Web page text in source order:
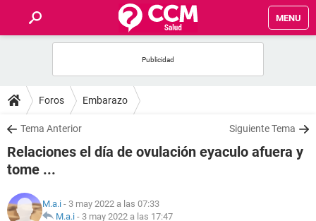
MENU
FOROS
SALUD
FAMILIA
NUTRICIÓN
Foros Embarazo
Tema Anterior Siguiente Tema
Relaciones el día de ovulación eyaculo afuera y
tome ...
M.a.i - 3 may 2022 a las 07:33
M.a.i - 3 may 2022 a las 17:47